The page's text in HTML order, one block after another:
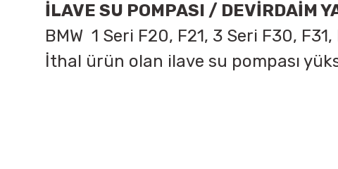
İLAVE SU POMPASI / DEVİRDAİM
BMW 1 Seri F20, F21, 3 Seri F30,
İthal ürün olan ilave su pompası